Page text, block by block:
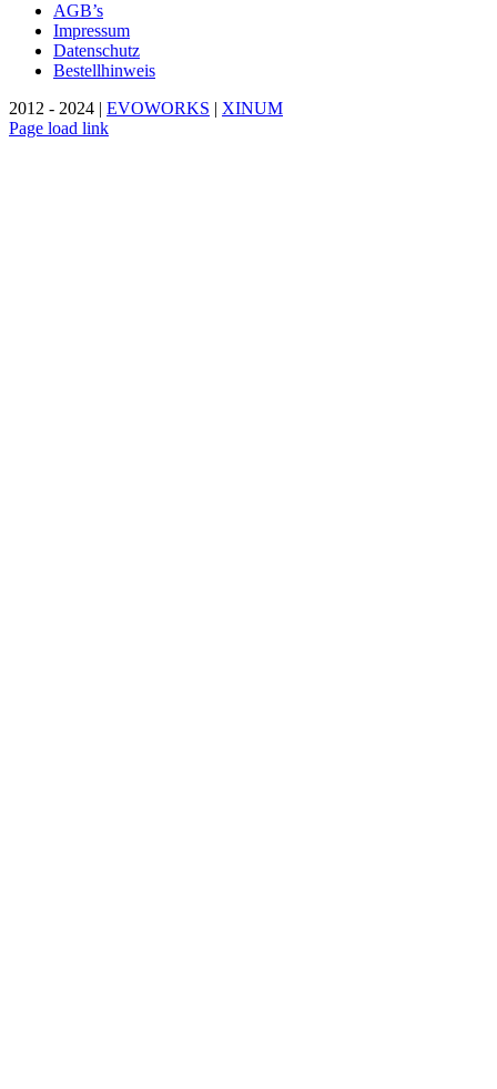
AGB’s
Impressum
Datenschutz
Bestellhinweis
2012 - 2024 | EVOWORKS | XINUM
Page load link